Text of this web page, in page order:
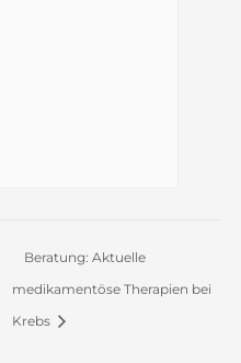
Beratung: Aktuelle
medikamentöse Therapien bei
Krebs